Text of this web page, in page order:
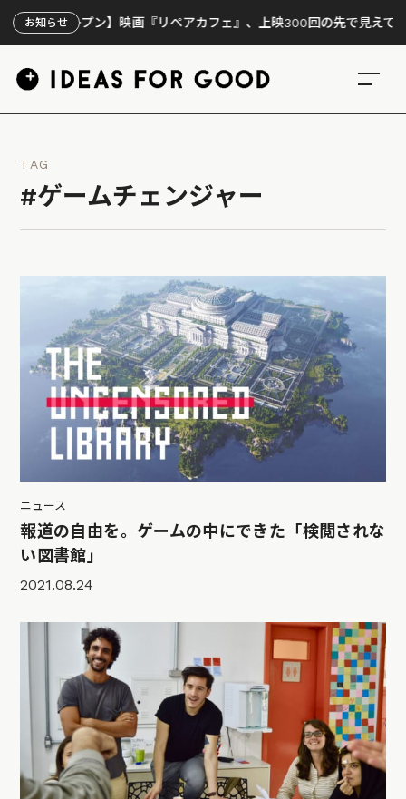
お知らせ
ープン】映画『リペアカフェ』、上映300回の先で見えてきたこと
TAG
#ゲームチェンジャー
ニュース
報道の自由を。ゲームの中にできた「検閲されな
い図書館」
2021.08.24